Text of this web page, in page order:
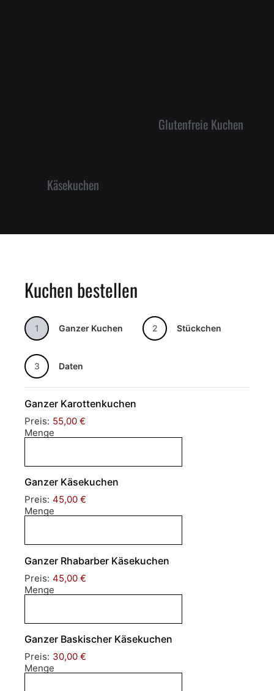
Käsekuchen
Glutenfreie Kuchen
Kuchen bestellen
1 Ganzer Kuchen 2 Stückchen
3 Daten
Ganzer Karottenkuchen
Preis: 55,00 €
Menge
Ganzer Käsekuchen
Preis: 45,00 €
Menge
Ganzer Rhabarber Käsekuchen
Preis: 45,00 €
Menge
Ganzer Baskischer Käsekuchen
Preis: 30,00 €
Menge